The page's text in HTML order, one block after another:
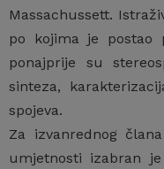
Massachussett.
po kojima je postao
ponajprije su
sinteza,
spojeva.
Za izvanrednog
umjetnosti izabran